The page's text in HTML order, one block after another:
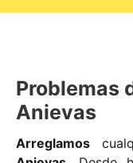
Problemas
Anievas
Arreglamos